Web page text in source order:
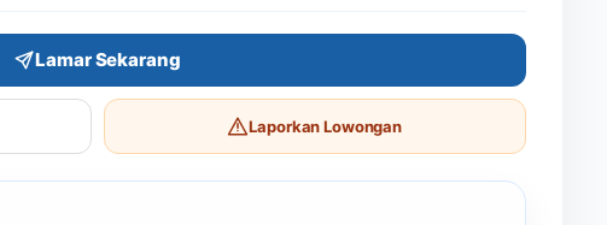
Lamar Sekarang
Laporkan Lowongan